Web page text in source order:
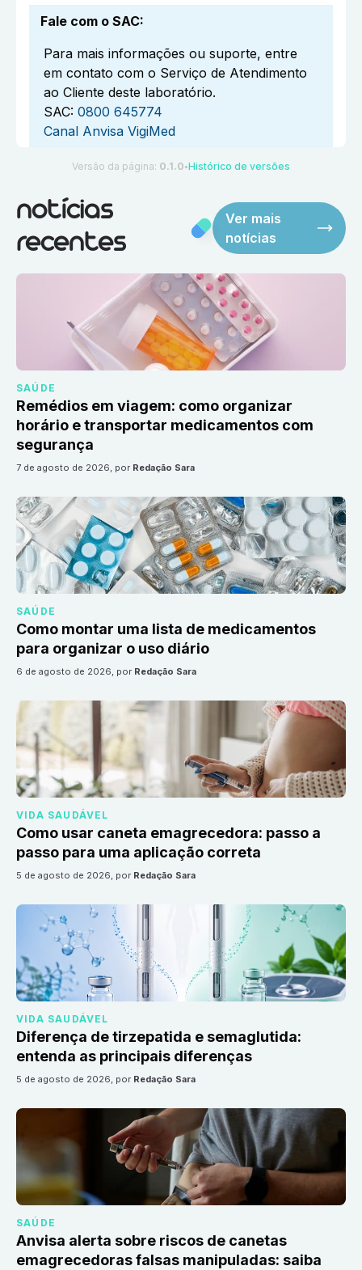
Fale com o SAC:
Para mais informações ou suporte, entre
em contato com o Serviço de Atendimento
ao Cliente deste laboratório.
SAC: 0800 645774
Canal Anvisa VigiMed
Versão da página: 0.1.0 ●Histórico de versões
notícias
recentes
Ver mais
notícias
SAÚDE
Remédios em viagem: como organizar
horário e transportar medicamentos com
segurança
7 de agosto de 2026, por Redação Sara
SAÚDE
Como montar uma lista de medicamentos
para organizar o uso diário
6 de agosto de 2026, por Redação Sara
VIDA SAUDÁVEL
Como usar caneta emagrecedora: passo a
passo para uma aplicação correta
5 de agosto de 2026, por Redação Sara
VIDA SAUDÁVEL
Diferença de tirzepatida e semaglutida:
entenda as principais diferenças
5 de agosto de 2026, por Redação Sara
SAÚDE
Anvisa alerta sobre riscos de canetas
emagrecedoras falsas manipuladas: saiba